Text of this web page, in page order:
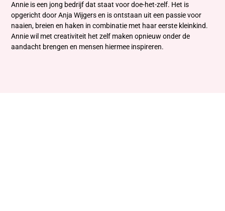
Annie is een jong bedrijf dat staat voor doe-het-zelf. Het is
opgericht door Anja Wijgers en is ontstaan uit een passie voor
naaien, breien en haken in combinatie met haar eerste kleinkind.
Annie wil met creativiteit het zelf maken opnieuw onder de
aandacht brengen en mensen hiermee inspireren.